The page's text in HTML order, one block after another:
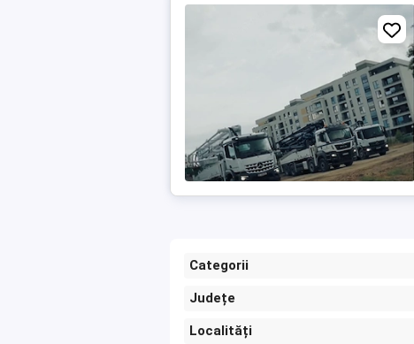
Categorii
Județe
Localități